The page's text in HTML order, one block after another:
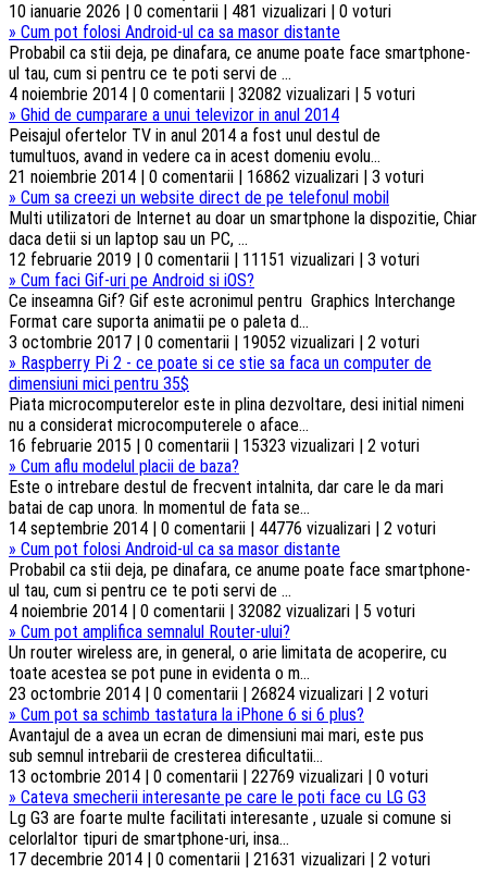
10 ianuarie 2026 | 0 comentarii | 481 vizualizari | 0 voturi
» Cum pot folosi Android-ul ca sa masor distante
Probabil ca stii deja, pe dinafara, ce anume poate face smartphone-
ul tau, cum si pentru ce te poti servi de ...
4 noiembrie 2014 | 0 comentarii | 32082 vizualizari | 5 voturi
» Ghid de cumparare a unui televizor in anul 2014
Peisajul ofertelor TV in anul 2014 a fost unul destul de
tumultuos, avand in vedere ca in acest domeniu evolu...
21 noiembrie 2014 | 0 comentarii | 16862 vizualizari | 3 voturi
» Cum sa creezi un website direct de pe telefonul mobil
Multi utilizatori de Internet au doar un smartphone la dispozitie, Chiar
daca detii si un laptop sau un PC, ...
12 februarie 2019 | 0 comentarii | 11151 vizualizari | 3 voturi
» Cum faci Gif-uri pe Android si iOS?
Ce inseamna Gif? Gif este acronimul pentru Graphics Interchange
Format care suporta animatii pe o paleta d...
3 octombrie 2017 | 0 comentarii | 19052 vizualizari | 2 voturi
» Raspberry Pi 2 - ce poate si ce stie sa faca un computer de
dimensiuni mici pentru 35$
Piata microcomputerelor este in plina dezvoltare, desi initial nimeni
nu a considerat microcomputerele o aface...
16 februarie 2015 | 0 comentarii | 15323 vizualizari | 2 voturi
» Cum aflu modelul placii de baza?
Este o intrebare destul de frecvent intalnita, dar care le da mari
batai de cap unora. In momentul de fata se...
14 septembrie 2014 | 0 comentarii | 44776 vizualizari | 2 voturi
» Cum pot folosi Android-ul ca sa masor distante
Probabil ca stii deja, pe dinafara, ce anume poate face smartphone-
ul tau, cum si pentru ce te poti servi de ...
4 noiembrie 2014 | 0 comentarii | 32082 vizualizari | 5 voturi
» Cum pot amplifica semnalul Router-ului?
Un router wireless are, in general, o arie limitata de acoperire, cu
toate acestea se pot pune in evidenta o m...
23 octombrie 2014 | 0 comentarii | 26824 vizualizari | 2 voturi
» Cum pot sa schimb tastatura la iPhone 6 si 6 plus?
Avantajul de a avea un ecran de dimensiuni mai mari, este pus
sub semnul intrebarii de cresterea dificultatii...
13 octombrie 2014 | 0 comentarii | 22769 vizualizari | 0 voturi
» Cateva smecherii interesante pe care le poti face cu LG G3
Lg G3 are foarte multe facilitati interesante , uzuale si comune si
celorlaltor tipuri de smartphone-uri, insa...
17 decembrie 2014 | 0 comentarii | 21631 vizualizari | 2 voturi